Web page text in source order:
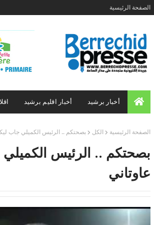
الصفحة الرئيسية
أخبار برشيد أخبار اقليم برشيد
الصفحة الرئيسية الكل بصحتكم .. الرئيس الكميلي جاب
بصحتكم .. الرئيس
عاوتاني